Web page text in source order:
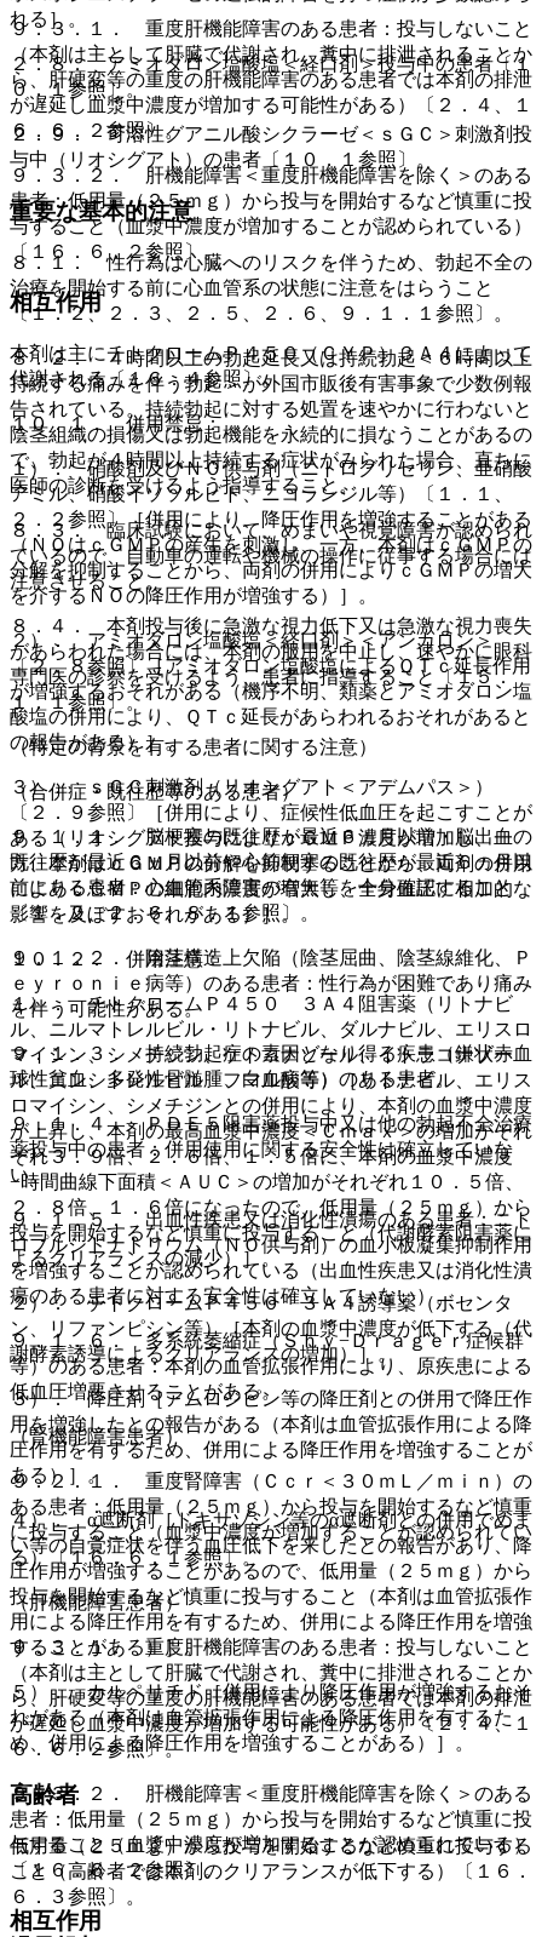
９．３．１． 重度肝機能障害のある患者：投与しないこと
（本剤は主として肝臓で代謝され、糞中に排泄されることか
ら、肝硬変等の重度の肝機能障害のある患者では本剤の排泄
が遅延し血漿中濃度が増加する可能性がある）〔２．４、１
６．６．２参照〕。
９．３．２． 肝機能障害＜重度肝機能障害を除く＞のある
患者：低用量（２５ｍｇ）から投与を開始するなど慎重に投
与すること（血漿中濃度が増加することが認められている）
〔１６．６．２参照〕。
相互作用
本剤は主にチトクロームＰ４５０（ＣＹＰ）３Ａ４によって
代謝される〔１６．４参照〕。
１０．１． 併用禁忌：
１）． 硝酸剤及びＮＯ供与剤（ニトログリセリン、亜硝酸
アミル、硝酸イソソルビド、ニコランジル等）〔１．１、
２．２参照〕［併用により、降圧作用を増強することがある
（ＮＯはｃＧＭＰの産生を刺激し、一方、本剤はｃＧＭＰの
分解を抑制することから、両剤の併用によりｃＧＭＰの増大
を介するＮＯの降圧作用が増強する）］。
２）． アミオダロン塩酸塩＜経口剤＞＜アンカロン＞
〔２．８参照〕［アミオダロン塩酸塩によるＱＴｃ延長作用
が増強するおそれがある（機序不明、類薬とアミオダロン塩
酸塩の併用により、ＱＴｃ延長があらわれるおそれがあると
の報告がある）］。
３）． ｓＧＣ刺激剤（リオシグアト＜アデムパス＞）
〔２．９参照〕［併用により、症候性低血圧を起こすことが
ある（リオシグアト投与によりｃＧＭＰ濃度が増加し、一
方、本剤はｃＧＭＰの分解を抑制することから、両剤の併用
によりｃＧＭＰの細胞内濃度が増大し、全身血圧に相加的な
影響を及ぼすおそれがある）］。
１０．２． 併用注意：
１）． チトクロームＰ４５０ ３Ａ４阻害薬（リトナビ
ル、ニルマトレルビル・リトナビル、ダルナビル、エリスロ
マイシン、シメチジン、ケトコナゾール、イトラコナゾー
ル、エンシトレルビル フマル酸等）［リトナビル、エリス
ロマイシン、シメチジンとの併用により、本剤の血漿中濃度
が上昇し、本剤の最高血漿中濃度＜Ｃｍａｘ＞の増加がそれ
ぞれ３．９倍、２．６倍、１．５倍に、本剤の血漿中濃度
−時間曲線下面積＜ＡＵＣ＞の増加がそれぞれ１０．５倍、
２．８倍、１．６倍になったので、低用量（２５ｍｇ）から
投与を開始するなど慎重に投与すること（代謝酵素阻害薬に
よるクリアランスの減少）］。
２）． チトクロームＰ４５０ ３Ａ４誘導薬（ボセンタ
ン、リファンピシン等）［本剤の血漿中濃度が低下する（代
謝酵素誘導によるクリアランスの増加）］。
３）． 降圧剤［アムロジピン等の降圧剤との併用で降圧作
用を増強したとの報告がある（本剤は血管拡張作用による降
圧作用を有するため、併用による降圧作用を増強することが
ある）］。
４）． α遮断剤［ドキサゾシン等のα遮断剤との併用でめま
い等の自覚症状を伴う血圧低下を来したとの報告があり、降
圧作用が増強することがあるので、低用量（２５ｍｇ）から
投与を開始するなど慎重に投与すること（本剤は血管拡張作
用による降圧作用を有するため、併用による降圧作用を増強
することがある）］。
５）． カルペリチド［併用により降圧作用が増強するおそ
れがある（本剤は血管拡張作用による降圧作用を有するた
め、併用による降圧作用を増強することがある）］。
高齢者
低用量（２５ｍｇ）から投与を開始するなど慎重に投与する
こと（高齢者では本剤のクリアランスが低下する）〔１６．
６．３参照〕。
れる］。
２．８． アミオダロン塩酸塩＜経口剤＞投与中の患者〔１
０．１参照〕。
２．９． 可溶性グアニル酸シクラーゼ＜ｓＧＣ＞刺激剤投
与中（リオシグアト）の患者〔１０．１参照〕。
重要な基本的注意
８．１． 性行為は心臓へのリスクを伴うため、勃起不全の
治療を開始する前に心血管系の状態に注意をはらうこと
〔１．２、２．３、２．５、２．６、９．１．１参照〕。
８．２． ４時間以上の勃起延長又は持続勃起＜６時間以上
持続する痛みを伴う勃起＞が外国市販後有害事象で少数例報
告されている。持続勃起に対する処置を速やかに行わないと
陰茎組織の損傷又は勃起機能を永続的に損なうことがあるの
で、勃起が４時間以上持続する症状がみられた場合、直ちに
医師の診断を受けるよう指導すること。
８．３． 臨床試験において、めまいや視覚障害が認められ
ているので、自動車の運転や機械の操作に従事する場合には
注意させること。
８．４． 本剤投与後に急激な視力低下又は急激な視力喪失
があらわれた場合には、本剤の服用を中止し、速やかに眼科
専門医の診察を受けるよう、患者に指導すること〔１５．
１．１参照〕。
（特定の背景を有する患者に関する注意）
（合併症・既往歴等のある患者）
９．１．１． 脳梗塞の既往歴が最近６ヵ月以前・脳出血の
既往歴が最近６ヵ月以前や心筋梗塞の既往歴が最近６ヵ月以
前にある患者：心血管系障害の有無等を十分確認すること
〔１．２、２．６、８．１参照〕。
９．１．２． 陰茎構造上欠陥（陰茎屈曲、陰茎線維化、Ｐ
ｅｙｒｏｎｉｅ病等）のある患者：性行為が困難であり痛み
を伴う可能性がある。
９．１．３． 持続勃起症の素因となり得る疾患（鎌状赤血
球性貧血、多発性骨髄腫、白血病等）のある患者。
９．１．４． ＰＤＥ５阻害薬投与中又は他の勃起不全治療
薬投与中の患者：併用使用に関する安全性は確立していな
い。
９．１．５． 出血性疾患又は消化性潰瘍のある患者：ニト
ロプルシドナトリウム（ＮＯ供与剤）の血小板凝集抑制作用
を増強することが認められている（出血性疾患又は消化性潰
瘍のある患者に対する安全性は確立していない）。
９．１．６． 多系統萎縮症（Ｓｈｙ−Ｄｒａｇｅｒ症候群
等）のある患者：本剤の血管拡張作用により、原疾患による
低血圧増悪させることがある。
（腎機能障害患者）
９．２．１． 重度腎障害（Ｃｃｒ＜３０ｍＬ／ｍｉｎ）の
ある患者：低用量（２５ｍｇ）から投与を開始するなど慎重
に投与すること（血漿中濃度が増加することが認められてい
る）〔１６．６．１参照〕。
（肝機能障害患者）
９．３．１． 重度肝機能障害のある患者：投与しないこと
（本剤は主として肝臓で代謝され、糞中に排泄されることか
ら、肝硬変等の重度の肝機能障害のある患者では本剤の排泄
が遅延し血漿中濃度が増加する可能性がある）〔２．４、１
６．６．２参照〕。
９．３．２． 肝機能障害＜重度肝機能障害を除く＞のある
患者：低用量（２５ｍｇ）から投与を開始するなど慎重に投
与すること（血漿中濃度が増加することが認められている）
〔１６．６．２参照〕。
相互作用